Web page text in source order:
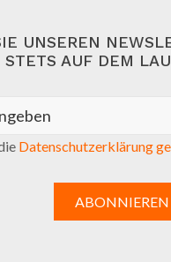
UNSEREN
STETS AUF DEM
Datenschutzerklärung